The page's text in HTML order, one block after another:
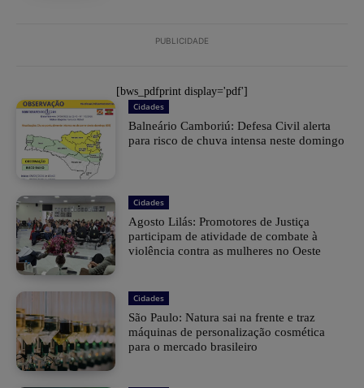
PUBLICIDADE
[bws_pdfprint display='pdf']
Cidades
Balneário Camboriú: Defesa Civil alerta
para risco de chuva intensa neste domingo
Cidades
Agosto Lilás: Promotores de Justiça
participam de atividade de combate à
violência contra as mulheres no Oeste
Cidades
São Paulo: Natura sai na frente e traz
máquinas de personalização cosmética
para o mercado brasileiro